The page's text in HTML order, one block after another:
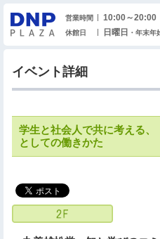
営業時間 10:00～20:00
休館日 日曜日 ・年末年
イベント詳細
学生と社会人で共に考える
としての働きかた